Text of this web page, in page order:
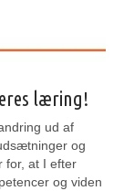
læring!
ud af
og
for, at I efter
og viden